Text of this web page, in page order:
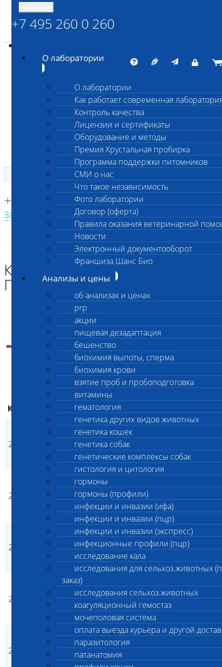
ШАНС БИО
Независимая ветеринарная лаборатория
Единая круглосуточная справочная
+7 495 260 0 260
Заказать звонок с сайта
+7 495 260 0 260
О лаборатории
О лаборатории
Как работает современная
Контроль качества
Лицензии и сертификаты
Оборудование и методы
Премия Хрустальная пробирка
Программа поддержки питомников
СМИ о нас
Что такое независимость
Фото лаборатории
Договор (оферта)
Правила оказания ветеринарной
Новости
Электронный документооборот
Франшиза Шанс Био
Анализы и цены
об анализах и ценах
prp
акции
пищевая дезадаптация
бешенство
биохимия выпоты, сперма
биохимия крови
взятие проб и пробоподготовка
витамины
гематология
генетика других видов животных
генетика кошек
генетика собак
генетические комплексы собак
гистология и цитология
гормоны
гормоны (профили)
инфекции и инвазии (ифа)
инфекции и инвазии (пцр)
инфекции и инвазии (экспресс)
инфекционные профили (пцр)
исследование кала
исследования для сельхоз.животных
заказ)
исследования сельхоз.животных
коагуляционный гемостаз
мочеполовая система
оплата выезда курьера и другой
паразитология
патанатомия
Главная страница
Анализы и цены
КОАГУЛЯЦИОННЫЙ ГЕМОСТАЗ
КОАГУЛЯЦИОННЫЙ
ГЕМОСТАЗ
Инструкцияпо оплате анализов через банк и
самостоятельной отправке материала в
лабораторию
Код Наименование услуг ваша цена
экспресс
202
Исследование
системы гемостаза
(коагуляционный
гемостаз)
1 800
211 АЧТВ 500p
212 Тромбиновое время 500p 600p да
213
Протромбиновое
Время
500p 600p да
214 Фибриноген 500 600 да